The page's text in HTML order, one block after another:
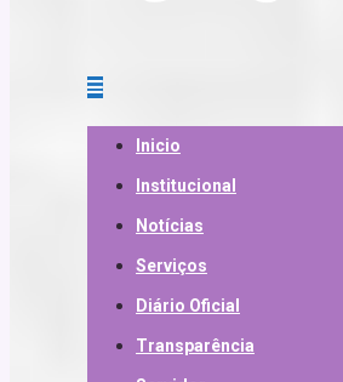
Inicio
Institucional
Notícias
Serviços
Diário Oficial
Transparência